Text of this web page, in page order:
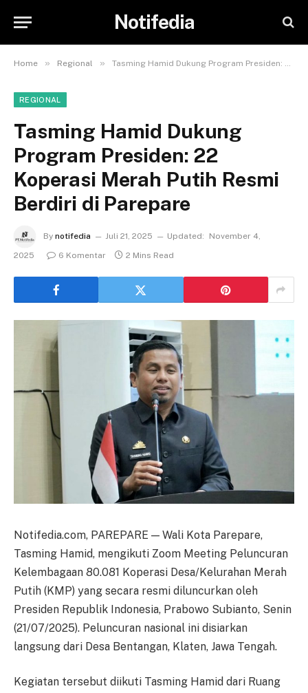
Notifedia
Home » Regional » Tasming Hamid Dukung Program Presiden: 22 Koperasi Merah Putih Resmi Berdiri di Parepare
REGIONAL
Tasming Hamid Dukung
Program Presiden: 22
Koperasi Merah Putih Resmi
Berdiri di Parepare
By notifedia Juli 21, 2025 Updated:
November 4,
2025
6 Komentar 2 Mins Read
Notifedia.com, PAREPARE — Wali Kota Parepare,
Tasming Hamid, mengikuti Zoom Meeting Peluncuran
Kelembagaan 80.081 Koperasi Desa/Kelurahan Merah
Putih (KMP) yang secara resmi diluncurkan oleh
Presiden Republik Indonesia, Prabowo Subianto, Senin
(21/07/2025). Peluncuran nasional ini disiarkan
langsung dari Desa Bentangan, Klaten, Jawa Tengah.
Kegiatan tersebut diikuti Tasming Hamid dari Ruang